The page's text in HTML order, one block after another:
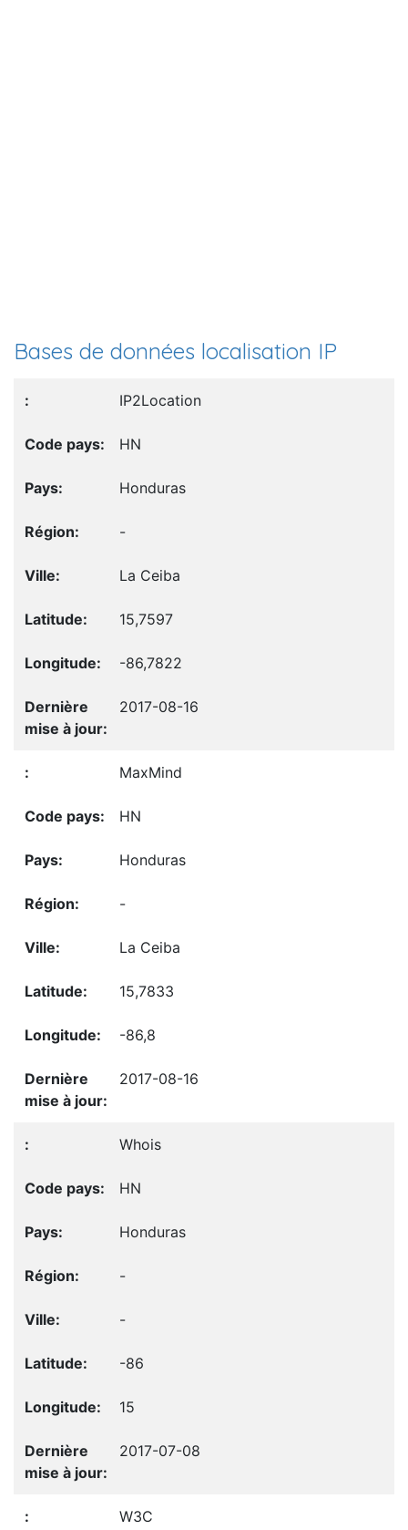
Bases de données localisation IP
IP2Location
HN
Honduras
-
La Ceiba
15,7597
-86,7822
2017-08-16
MaxMind
HN
Honduras
-
La Ceiba
15,7833
-86,8
2017-08-16
Whois
HN
Honduras
-
-
-86
15
2017-07-08
W3C